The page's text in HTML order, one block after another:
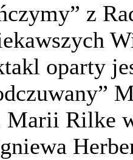
z
oparty
Rilke